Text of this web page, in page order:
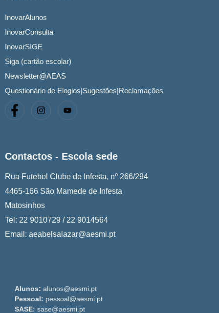
InovarAlunos
InovarConsulta
InovarSIGE
Siga (cartão escolar)
Newsletter@AEAS
Questionário de Elogios|Sugestões|Reclamações
Contactos - Escola sede
Rua Futebol Clube de Infesta, nº 266/294
4465-166 São Mamede de Infesta
Matosinhos
Tel: 22 9010729 / 22 9014564
Email: aeabelsalazar@aesmi.pt
Alunos: alunos@aesmi.pt
Pessoal: pessoal@aesmi.pt
SASE: sase@aesmi.pt